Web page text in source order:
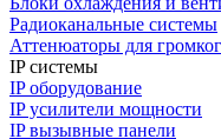
Радиоканальные системы
Аттенюаторы для
IP системы
IP оборудование
IP усилители мощности
IP вызывные панели